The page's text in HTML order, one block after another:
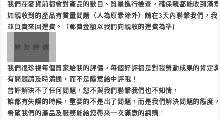
我們在發貨前都會對產品的數目、質量進行檢查，確保親都能收到滿
如親收到的產品有質量問題（人為原素除外） 請在3天內聯繫我們，我
並負責來回運費。（郵費金額以我們向親收的運費為準)
關 於 評 價
我們很珍視每個買家給我的評價，每個好評都是對我勞動成果的肯定
有問題請及時溝通，而不是隨意給中評哦 ！
普評解決不了任何問題，您不與我們聯繫我們也不知情，
誰都有失誤的時候，重要的不是出了問題，而是我們解決問題的態度
希望我們的產品及服務能給您帶來一次滿意的網購 ！